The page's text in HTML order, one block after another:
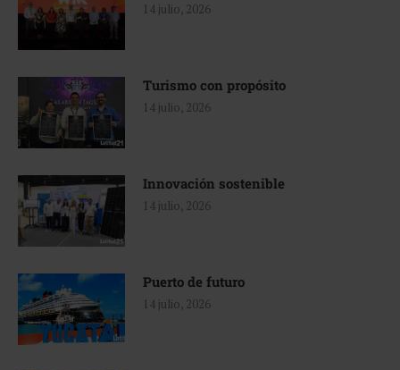
14 julio, 2026
Turismo con propósito
14 julio, 2026
Innovación sostenible
14 julio, 2026
Puerto de futuro
14 julio, 2026